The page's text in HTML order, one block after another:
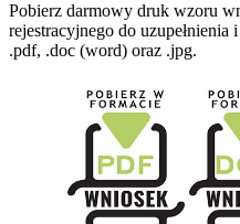
Pobierz darmowy druk wzoru
rejestracyjnego do
.pdf, .doc (word) oraz .jpg.